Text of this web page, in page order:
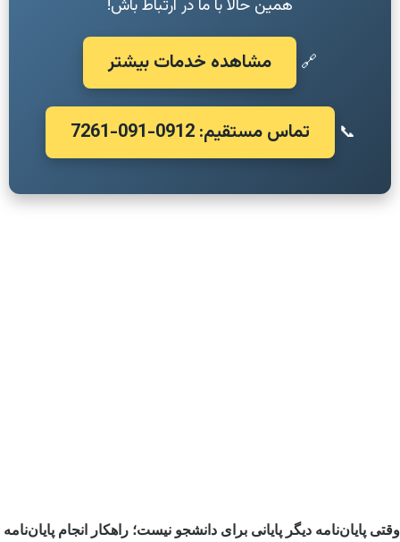
همین حالا با ما در ارتباط باش!
🔗 مشاهده خدمات بیشتر
📞 تماس مستقیم: 0912-091-7261
وقتی پایان‌نامه دیگر پایانی برای دانشجو نیست؛ راهکار انجام پایان‌نامه